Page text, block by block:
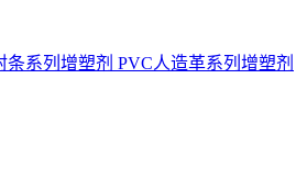
条系列增塑剂 PVC人造革系列增塑剂